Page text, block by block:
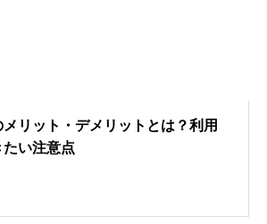
リット・デメリットとは？利用
い注意点